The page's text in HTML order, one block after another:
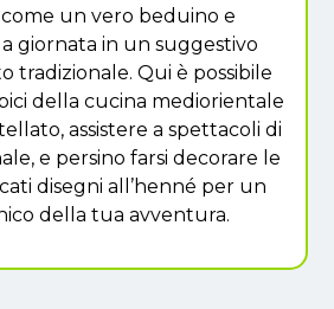
un vero beduino e
giornata in un suggestivo
tradizionale. Qui è possibile
della cucina mediorientale
assistere a spettacoli di
e persino farsi decorare le
disegni all’henné per un
della tua avventura.